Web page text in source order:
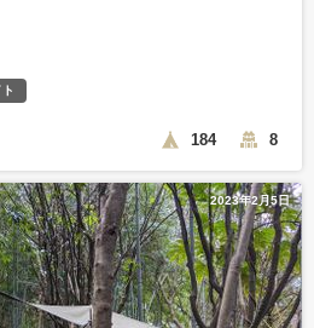
184 8
2023年2月5日